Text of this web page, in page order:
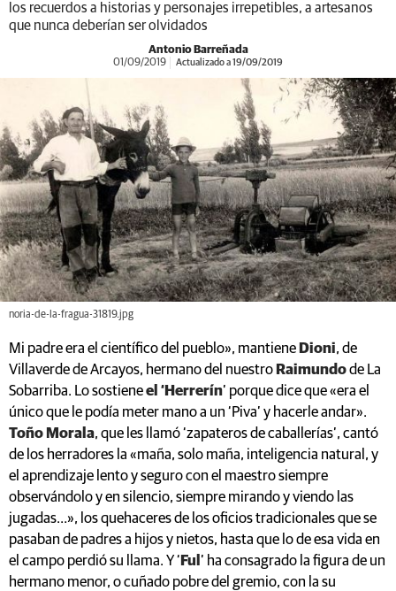
los recuerdos a historias y personajes irrepetibles, a artesanos
que nunca deberían ser olvidados
Antonio Barreñada
01/09/2019 Actualizado a 19/09/2019
noria-de-la-fragua-31819.jpg
Mi padre era el científico del pueblo», mantiene Dioni, de
Villaverde de Arcayos, hermano del nuestro Raimundode La
Sobarriba. Lo sostieneel ‘Herrerín’ porque dice que «era el
único que le podía meter mano a un ‘Piva’ y hacerle andar».
Toño Morala, que les llamó ‘zapateros de caballerías’, cantó
de los herradores la «maña, solo maña, inteligencia natural, y
el aprendizaje lento y seguro con el maestro siempre
observándolo y en silencio, siempre mirando y viendo las
jugadas…», los quehaceres de los oficios tradicionales que se
pasaban de padres a hijos y nietos, hasta que lo de esa vida en
el campo perdió su llama. Y ‘ Ful ’ ha consagrado la figura de un
hermano menor, o cuñado pobre del gremio, con la su